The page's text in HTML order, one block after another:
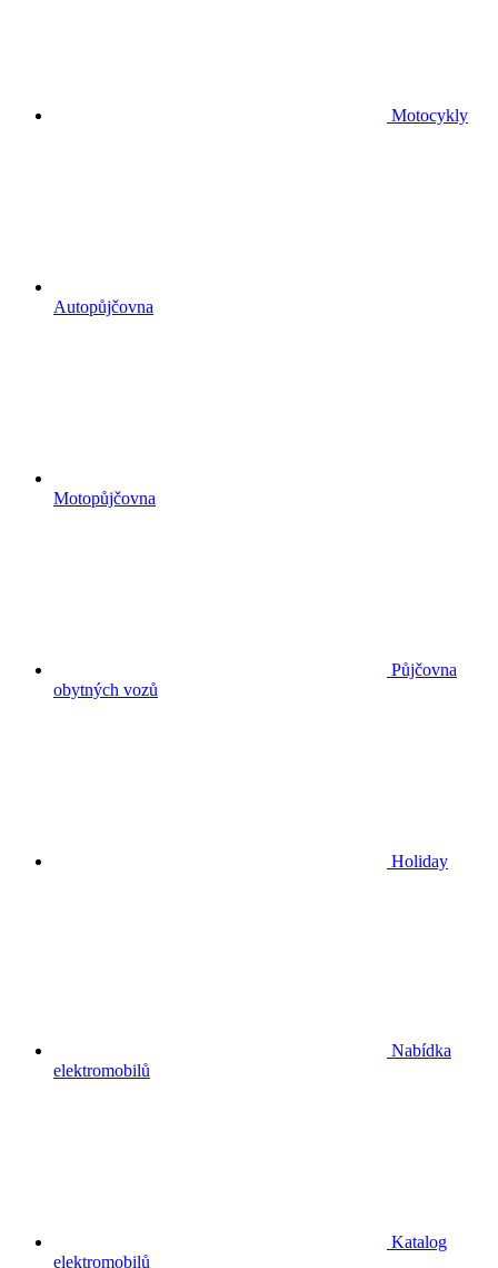
Motocykly
Autopůjčovna
Motopůjčovna
Půjčovna
obytných vozů
Holiday
Nabídka
elektromobilů
Katalog
elektromobilů